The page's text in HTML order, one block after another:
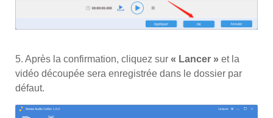
5. Après la confirmation, cliquez sur « Lancer » et la
vidéo découpée sera enregistrée dans le dossier par
défaut.